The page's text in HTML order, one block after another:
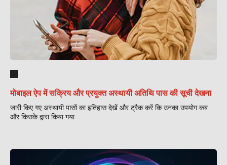
मोबाइल ऐप में सक्रिय और प्रयुक्त अस्थायी अतिथि पास की सूची देखना
जारी किए गए अस्थायी पासों का इतिहास देखें और ट्रैक करें कि उनका उपयोग कब
और किसके द्वारा किया गया